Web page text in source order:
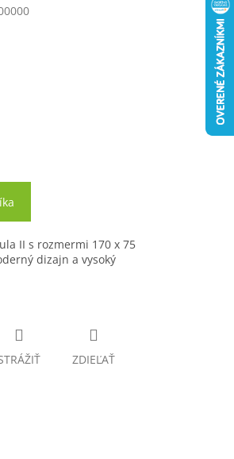
II s rozmermi 170 x 75
dizajn a vysoký
ZDIEĽAŤ